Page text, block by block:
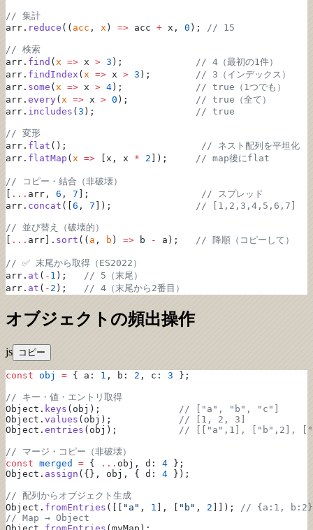
// 集計
arr. reduce (( acc , x ) => acc + x, 0 ); // 15
// 検索
arr. find ( x => x > 3 );
// 4（最初の1件）
arr. findIndex ( x => x > 3 );
// 3（インデックス）
arr. some ( x => x > 4);
// true（1つでも）
arr. every( x => x > 0 );
// true（全て）
arr. includes (3 ); // true
// 変形
arr. flat ();
// ネスト配列を平坦化
arr. flatMap ( x => [x, x * 2 ]); // map後にflat
// コピー・結合（非破壊）
[ ... arr, 6 , 7 ];
// スプレッド
arr. concat ([6 , 7 ]); // [1,2,3,4,5,6,7]
// 並び替え（破壊的）
[ ... arr]. sort (( a , b ) => b - a); // 降順（コピーして）
// ✅ 末尾から取得（ES2022）
arr. at ( - 1 );
// 5（末尾）
arr. at ( - 2 ); // 4（末尾から2番目）
オブジェクトの頻出操作
js コピー
const obj = { a: 1 , b: 2 , c: 3 };
// キー・値・エントリ取得
Object. keys (obj); // ["a", "b", "c"]
Object. values (obj); // [1, 2, 3]
Object. entries (obj); // [["a",1], ["b",2],
// マージ・コピー（非破壊）
const merged = { ... obj, d: 4 };
Object. assign ({}, obj, { d: 4 });
// 配列からオブジェクト生成
Object. fromEntries ([[ "a" , 1 ], [ "b" , 2 ]]); // {a:1, b:2}
// Map → Object